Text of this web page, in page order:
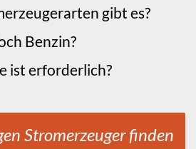
gibt es?
Benzin?
ist erforderlich?
Stromerzeuger finden